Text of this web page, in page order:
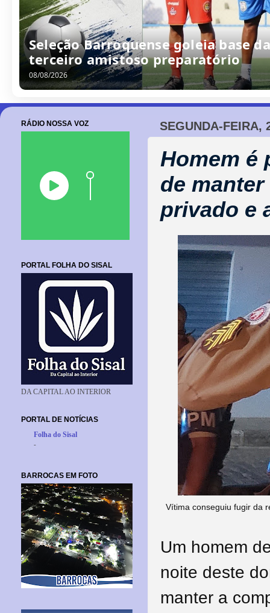
0
8
/
2
0
2
6
SEGUNDA-FEIRA,
Homem é
de
privado e
Vítima conseguiu fugir da
Um homem
noite deste
manter a
RÁDIO NOSSA VOZ
PORTAL FOLHA DO SISAL
DA CAPITAL AO INTERIOR
PORTAL DE NOTÍCIAS
Folha do Sisal
-
BARROCAS EM FOTO